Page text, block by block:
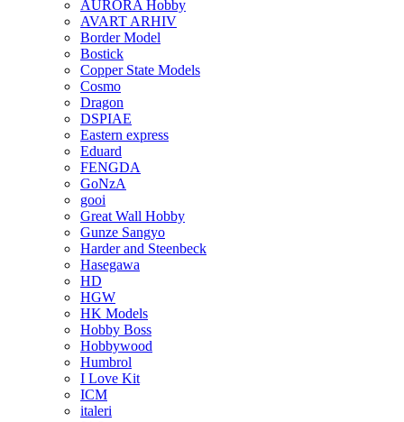
AURORA Hobby
AVART ARHIV
Border Model
Bostick
Copper State Models
Cosmo
Dragon
DSPIAE
Eastern express
Eduard
FENGDA
GoNzA
gooi
Great Wall Hobby
Gunze Sangyo
Harder and Steenbeck
Hasegawa
HD
HGW
HK Models
Hobby Boss
Hobbywood
Humbrol
I Love Kit
ICM
italeri